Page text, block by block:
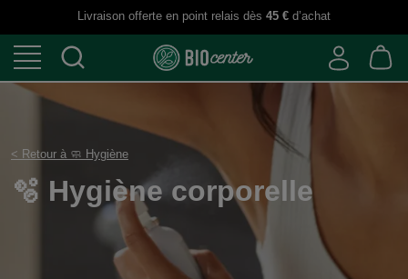
Livraison offerte en point relais dès 45 € d’achat
< Retour à 🧼 Hygiène
🫧 Hygiène corporelle